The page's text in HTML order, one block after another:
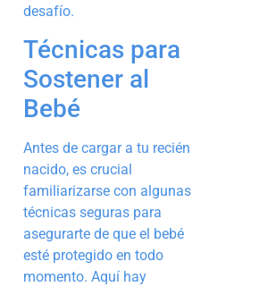
desafío.
Técnicas para
Sostener al
Bebé
Antes de cargar a tu recién
nacido, es crucial
familiarizarse con algunas
técnicas seguras para
asegurarte de que el bebé
esté protegido en todo
momento. Aquí hay